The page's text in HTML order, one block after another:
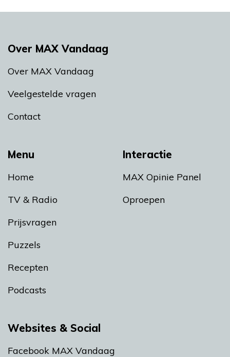
Menu
Home
TV & Radio
Prijsvragen
Puzzels
Recepten
Podcasts
Interactie
MAX Opinie Panel
Oproepen
Over MAX Vandaag
Over MAX Vandaag
Veelgestelde vragen
Contact
Websites & Social
Facebook MAX Vandaag